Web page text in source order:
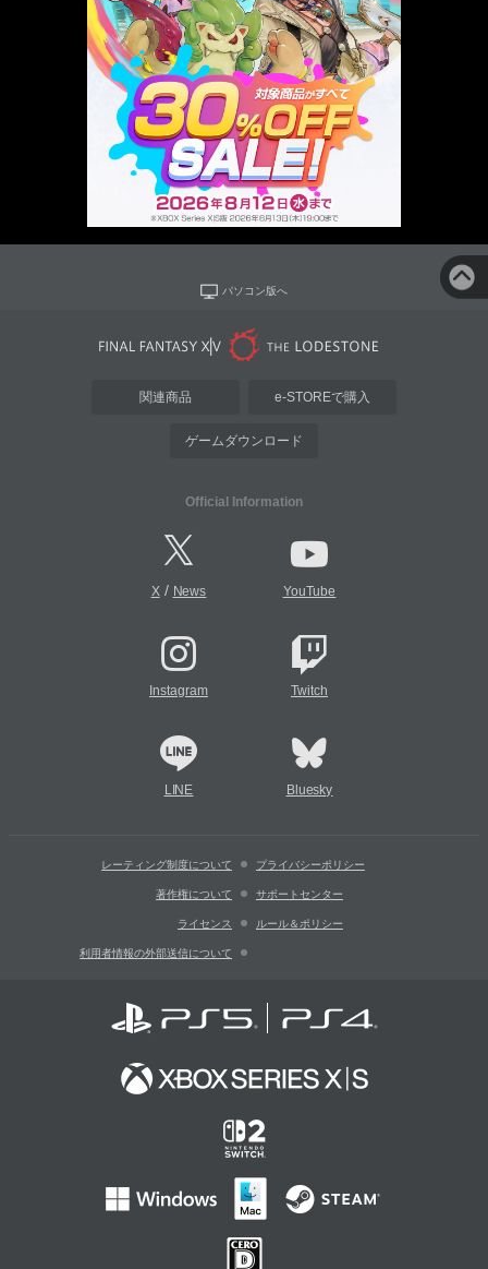
パソコン版へ
関連商品 e-STOREで購入
ゲームダウンロード
Official Information
X/ News YouTube
Instagram Twitch
LINE Bluesky
レーティング制度について プライバシーポリシー
著作権について サポートセンター
ライセンス ルール＆ポリシー
利用者情報の外部送信について